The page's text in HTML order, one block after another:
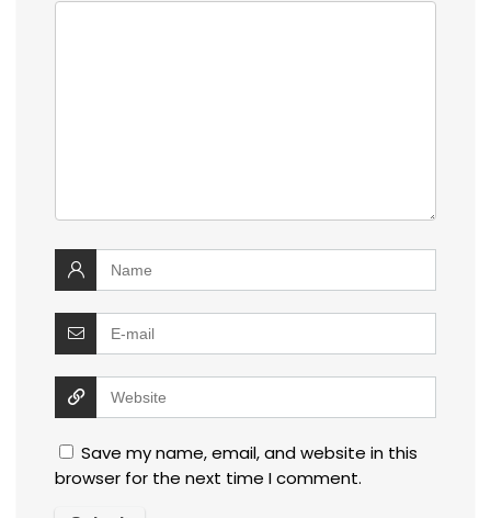
Save my name, email, and website in this
browser for the next time I comment.